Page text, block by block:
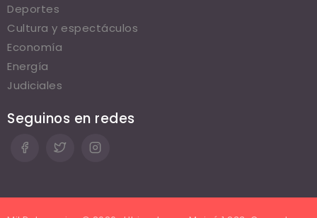
Deportes
Cultura y espectáculos
Economía
Energía
Judiciales
Seguinos en redes